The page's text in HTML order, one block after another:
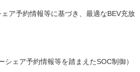
ア予約情報等に基づき、最適なBEV充放
ェア予約情報等を踏まえたSOC制御）